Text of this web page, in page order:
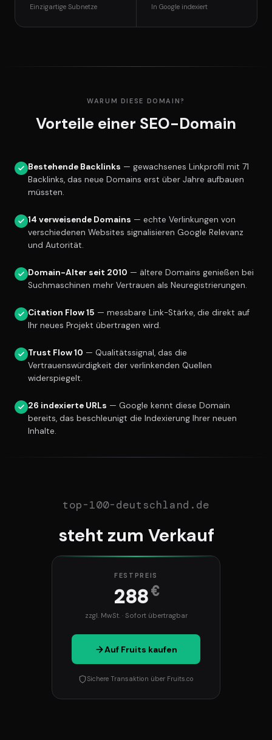
Einzigartige Subnetze In Google indexiert
WARUM DIESE DOMAIN?
Vorteile einer SEO-Domain
Bestehende Backlinks — gewachsenes Linkprofil mit 71
Backlinks, das neue Domains erst über Jahre aufbauen
müssten.
14 verweisende Domains — echte Verlinkungen von
verschiedenen Websites signalisieren Google Relevanz
und Autorität.
Domain-Alter seit 2010 — ältere Domains genießen bei
Suchmaschinen mehr Vertrauen als Neuregistrierungen.
Citation Flow 15 — messbare Link-Stärke, die direkt auf
Ihr neues Projekt übertragen wird.
Trust Flow 10 — Qualitätssignal, das die
Vertrauenswürdigkeit der verlinkenden Quellen
widerspiegelt.
26 indexierte URLs — Google kennt diese Domain
bereits, das beschleunigt die Indexierung Ihrer neuen
Inhalte.
top-100-deutschland.de
steht zum Verkauf
FESTPREIS
288€
zzgl. MwSt. · Sofort übertragbar
Auf Fruits kaufen
Sichere Transaktion über Fruits.co